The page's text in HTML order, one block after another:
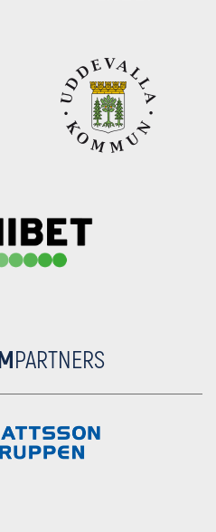
PARTNERS